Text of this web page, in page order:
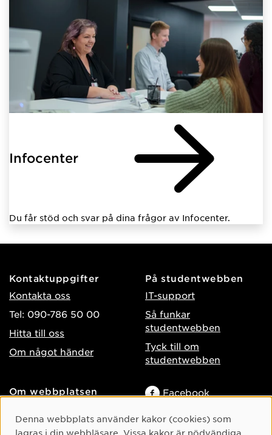
Infocenter
Du får stöd och svar på dina frågor av Infocenter.
Kontaktuppgifter
Kontakta oss
Tel: 090-786 50 00
Hitta till oss
Om något händer
På studentwebben
IT-support
Så funkar
studentwebben
Tyck till om
studentwebben
Om webbplatsen
Behandling av
Facebook
Cookie-samtycke
Denna webbplats använder kakor (cookies) som
lagras i din webbläsare. Vissa kakor är nödvändiga